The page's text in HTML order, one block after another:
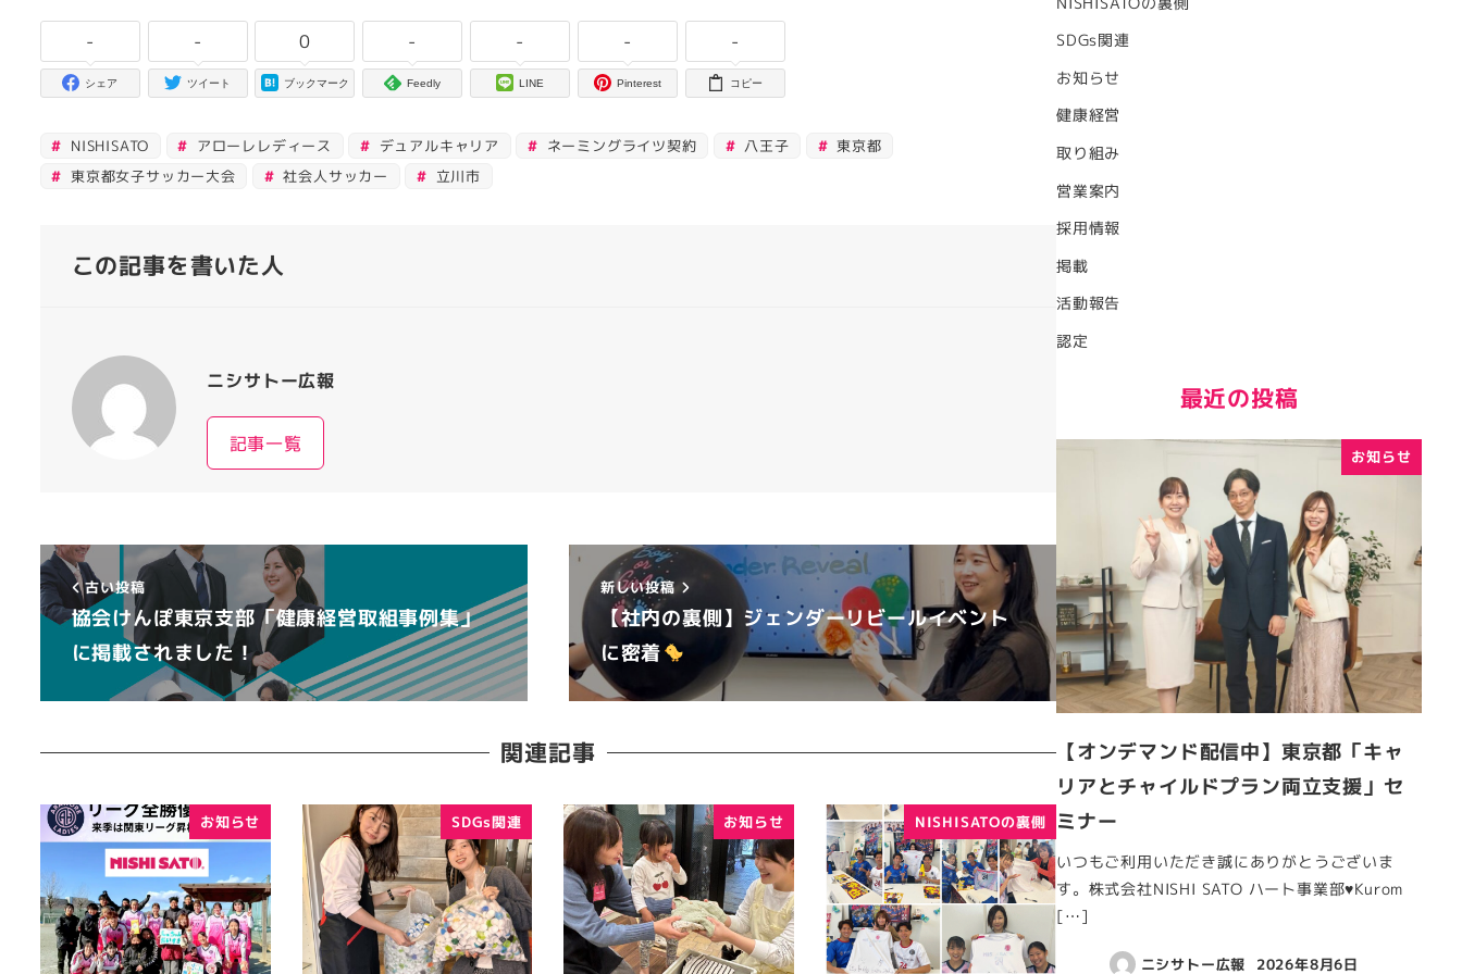
-
シェア
-
ツイート
0
ブックマーク
-
Feedly
-
LINE
-
Pinterest
-
コピー
NISHISATO アローレレディース デュアルキャリア ネーミングライツ契約 八王子
東京都
東京都女子サッカー大会
社会人サッカー 立川市
この記事を書いた人
ニシサトー広報
記事一覧
古い投稿
協会けんぽ東京支部「健康経営取組事例集」
に掲載されました！
新しい投稿
【社内の裏側】ジェンダーリビールイベント
に密着
関連記事
お知らせ SDGs関連 お知らせ NISHISATOの裏側
SDGs関連
お知らせ
健康経営
取り組み
営業案内
採用情報
掲載
活動報告
認定
最近の投稿
お知らせ
【オンデマンド配信中】東京都「キャ
リアとチャイルドプラン両立支援」セ
ミナー
いつもご利用いただき誠にありがとうございま
す。株式会社NISHI SATO ハート事業部♥Kurom
[…]
ニシサトー広報 2026年8月6日